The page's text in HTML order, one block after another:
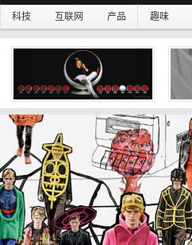
科技 互联网 产品 趣味